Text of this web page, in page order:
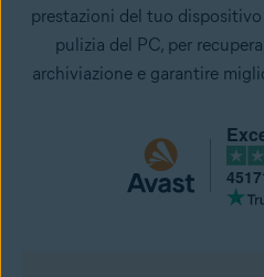
prestazioni del tuo
pulizia del PC, per
archiviazione e garantire